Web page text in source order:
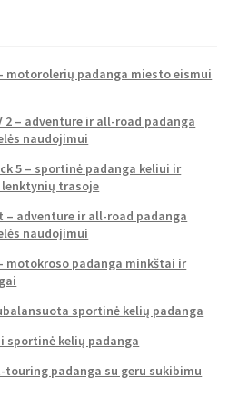
motorolerių padanga miesto eismui
2 – adventure ir all-road padanga
naudojimui
5 – sportinė padanga keliui ir
trasoje
– adventure ir all-road padanga
naudojimui
motokroso padanga minkštai ir
sportinė kelių padanga
sportinė kelių padanga
touring padanga su geru sukibimu